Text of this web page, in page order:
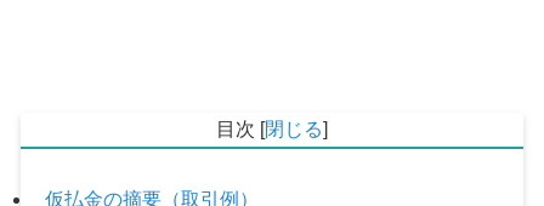
目次 [閉じる]
仮払金の摘要（取引例）